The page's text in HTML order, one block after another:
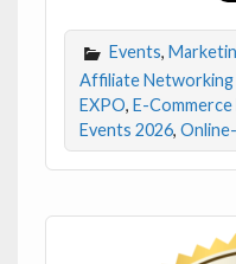
Events,
Affiliate Networking
EXPO, E-Commerce
Events 2026,